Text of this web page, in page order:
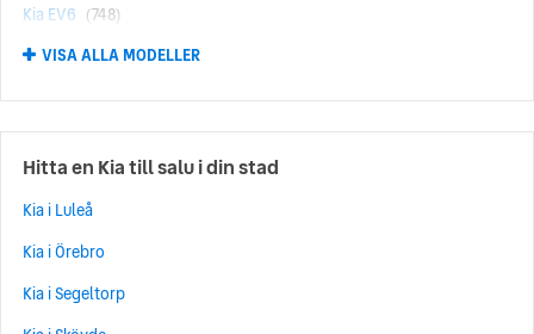
Kia EV6 (748)
Kia EV3 (654)
Kia Optima (593)
Kia Rio (587)
Kia Stonic (486)
Kia EV9 (431)
Kia EV5 (419)
Kia EV2 (414)
VISA ALLA MODELLER
Hitta en Kia till salu i din stad
Kia i Luleå
Kia i Örebro
Kia i Segeltorp